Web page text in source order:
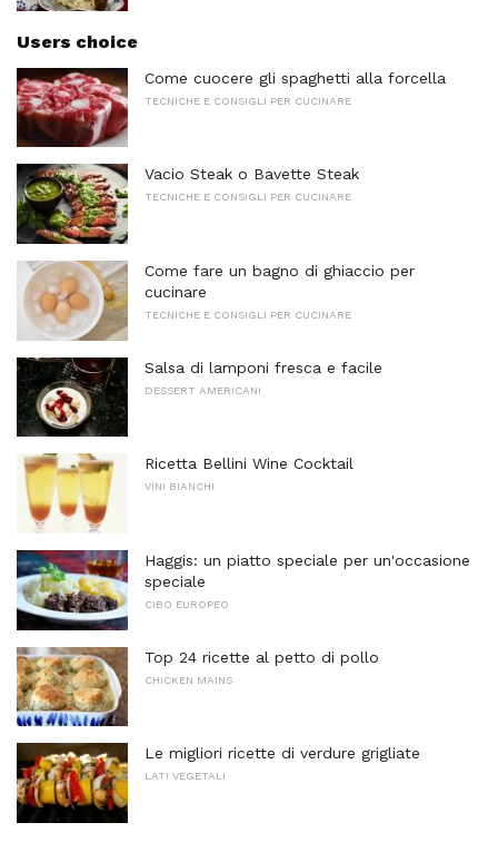
Users choice
Come cuocere gli spaghetti alla forcella
TECNICHE E CONSIGLI PER CUCINARE
Vacio Steak o Bavette Steak
TECNICHE E CONSIGLI PER CUCINARE
Come fare un bagno di ghiaccio per
cucinare
TECNICHE E CONSIGLI PER CUCINARE
Salsa di lamponi fresca e facile
DESSERT AMERICANI
Ricetta Bellini Wine Cocktail
VINI BIANCHI
Haggis: un piatto speciale per un'occasione
speciale
CIBO EUROPEO
Top 24 ricette al petto di pollo
CHICKEN MAINS
Le migliori ricette di verdure grigliate
LATI VEGETALI